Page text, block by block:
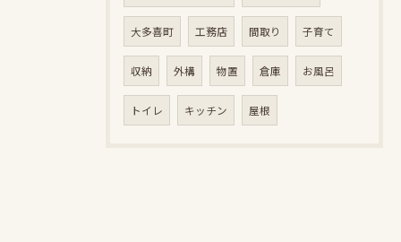
大多喜町 工務店 間取り 子育て
収納 外構 物置 倉庫 お風呂
トイレ キッチン 屋根